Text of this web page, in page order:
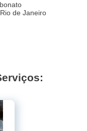
de Janeiro